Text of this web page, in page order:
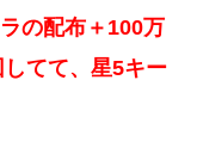
の配布＋100万
てて、星5キー